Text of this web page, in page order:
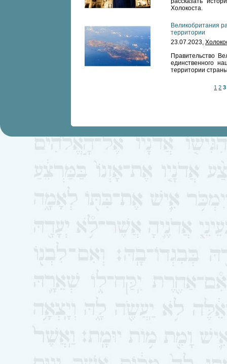
Холокоста.
Великобритания
территории
23.07.2023,
Правительство
единственного
территории
1 2 3